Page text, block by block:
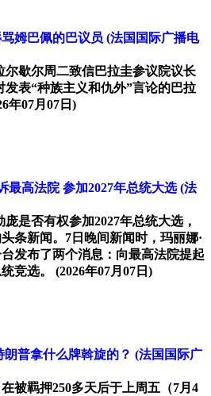
姆巴佩的巴议员 (法国国际广播电
尔歇尔周二致信巴拉圭参议院议长
发表“种族主义和仇外”言论的巴拉
年07月07日)
最高法院 参加2027年总统大选 (法
是否有权参加2027年总统大选，
条新闻。7日晚间新闻时，玛丽娜·
发布了两个消息：向最高法院提起
竞选。 (2026年07月07日)
普拿什么牌斡旋的？ (法国国际广
被羁押250多天后于上周五（7月4